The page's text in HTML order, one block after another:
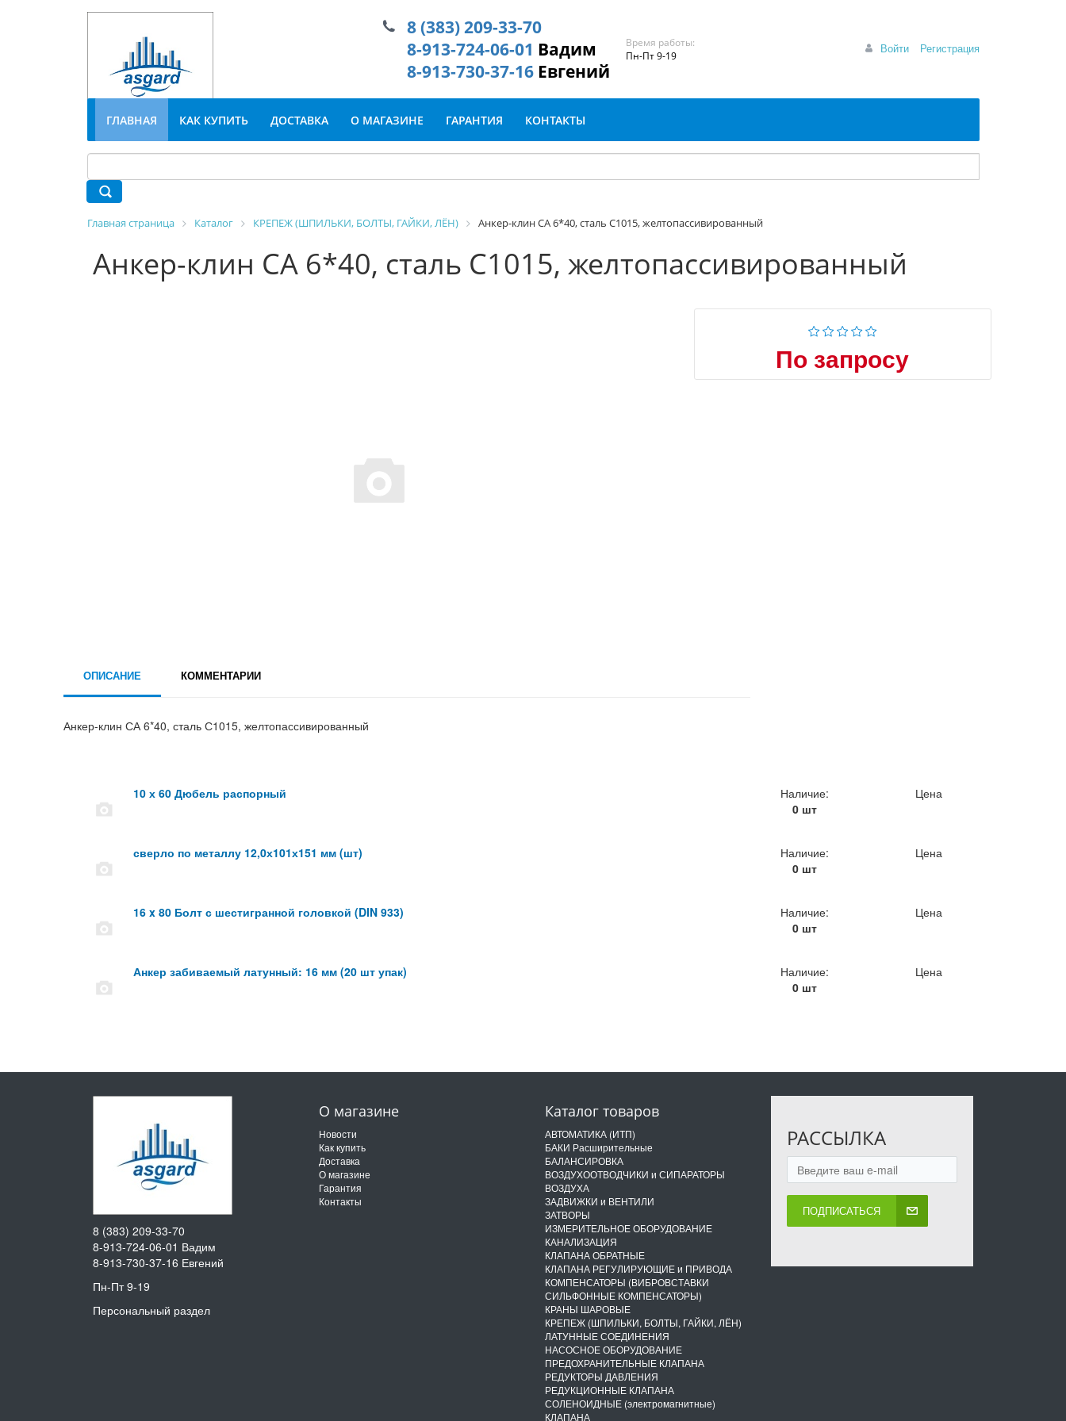
Войти Регистрация
8 (383) 209-33-70
8-913-724-06-01 Вадим
8-913-730-37-16 Евгений
Время работы:
Пн-Пт 9-19
ГЛАВНАЯ КАК КУПИТЬ ДОСТАВКА О МАГАЗИНЕ ГАРАНТИЯ КОНТАКТЫ
Главная страница Каталог КРЕПЕЖ (ШПИЛЬКИ, БОЛТЫ, ГАЙКИ, ЛЁН) Анкер-клин СА 6*40, сталь С1015, желтопассивированный
Анкер-клин СА 6*40, сталь С1015, желтопассивированный
По запросу
ОПИСАНИЕ КОММЕНТАРИИ
Анкер-клин СА 6*40, сталь С1015, желтопассивированный
10 х 60 Дюбель распорный
Наличие:
0 шт
Цена
сверло по металлу 12,0х101х151 мм (шт)
Наличие:
0 шт
Цена
16 x 80 Болт с шестигранной головкой (DIN 933)
Наличие:
0 шт
Цена
Анкер забиваемый латунный: 16 мм (20 шт упак)
Наличие:
0 шт
Цена
О магазине
Новости
Как купить
Доставка
О магазине
Гарантия
Контакты
Каталог товаров
АВТОМАТИКА (ИТП)
БАКИ Расширительные
БАЛАНСИРОВКА
ВОЗДУХООТВОДЧИКИ и СИПАРАТОРЫ
ВОЗДУХА
ЗАДВИЖКИ и ВЕНТИЛИ
ЗАТВОРЫ
ИЗМЕРИТЕЛЬНОЕ ОБОРУДОВАНИЕ
КАНАЛИЗАЦИЯ
КЛАПАНА ОБРАТНЫЕ
КЛАПАНА РЕГУЛИРУЮЩИЕ и ПРИВОДА
КОМПЕНСАТОРЫ (ВИБРОВСТАВКИ
СИЛЬФОННЫЕ КОМПЕНСАТОРЫ)
КРАНЫ ШАРОВЫЕ
КРЕПЕЖ (ШПИЛЬКИ, БОЛТЫ, ГАЙКИ, ЛЁН)
ЛАТУННЫЕ СОЕДИНЕНИЯ
НАСОСНОЕ ОБОРУДОВАНИЕ
ПРЕДОХРАНИТЕЛЬНЫЕ КЛАПАНА
РЕДУКТОРЫ ДАВЛЕНИЯ
РЕДУКЦИОННЫЕ КЛАПАНА
СОЛЕНОИДНЫЕ (электромагнитные)
КЛАПАНА
РАССЫЛКА
ПОДПИСАТЬСЯ
8 (383) 209-33-70
8-913-724-06-01 Вадим
8-913-730-37-16 Евгений
Пн-Пт 9-19
Персональный раздел